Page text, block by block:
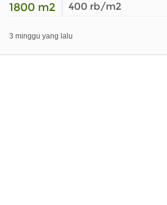
1800 m2 400 rb/m2
3 minggu yang lalu